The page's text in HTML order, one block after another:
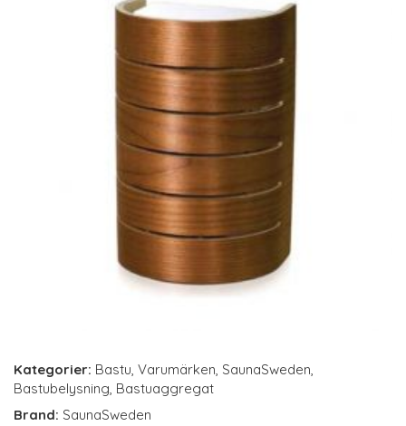
Kategorier: Bastu, Varumärken, SaunaSweden,
Bastubelysning, Bastuaggregat
Brand: SaunaSweden